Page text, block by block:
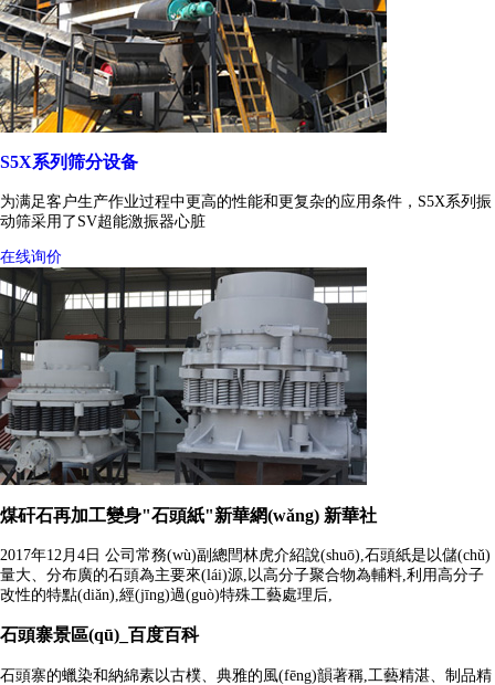
S5X系列筛分设备
为满足客户生产作业过程中更高的性能和更复杂的应用条件，S5X系列振
动筛采用了SV超能激振器心脏
在线询价
煤矸石再加工變身"石頭紙"新華網(wǎng) 新華社
2017年12月4日 公司常務(wù)副總閆林虎介紹說(shuō),石頭紙是以儲(chǔ)
量大、分布廣的石頭為主要來(lái)源,以高分子聚合物為輔料,利用高分子
改性的特點(diǎn),經(jīng)過(guò)特殊工藝處理后,
石頭寨景區(qū)_百度百科
石頭寨的蠟染和納綿素以古樸、典雅的風(fēng)韻著稱,工藝精湛、制品精